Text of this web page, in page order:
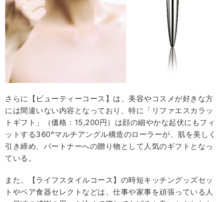
さらに【ビューティーコース】は、美容やコスメが好きな方
には間違いない内容となっており、特に「リファエスカラッ
トギフト」（価格：15,200円）は顔の細やかな起伏にもフィ
ットする360°マルチアングル構造のローラーが、肌を美しく
引き締め、パートナーへの贈り物として人気のギフトとなっ
ている。
また、【ライフスタイルコース】の時短キッチングッズセッ
トやペア食器セレクトなどは、仕事や家事を頑張っている人